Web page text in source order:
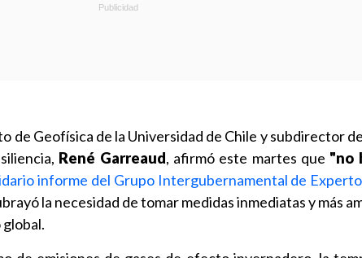
de Geofísica de la Universidad de Chile y subdirector
René Garreaud, afirmó este martes que "no
informe del Grupo Intergubernamental de
la necesidad de tomar medidas inmediatas y más